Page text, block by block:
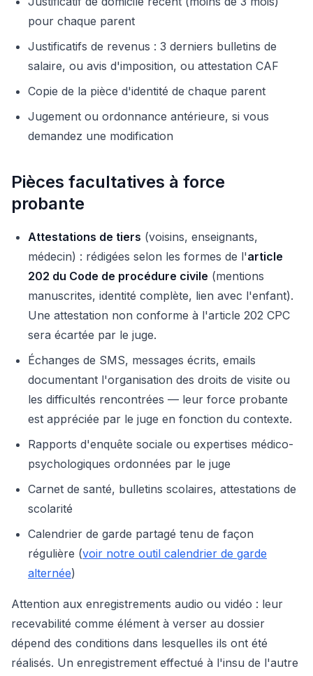
pour chaque parent
Justificatifs de revenus : 3 derniers bulletins de
salaire, ou avis d'imposition, ou attestation CAF
Copie de la pièce d'identité de chaque parent
Jugement ou ordonnance antérieure, si vous
demandez une modification
Pièces facultatives à force
probante
Attestations de tiers (voisins, enseignants,
médecin) : rédigées selon les formes de l'article
202 du Code de procédure civile (mentions
manuscrites, identité complète, lien avec l'enfant).
Une attestation non conforme à l'article 202 CPC
sera écartée par le juge.
Échanges de SMS, messages écrits, emails
documentant l'organisation des droits de visite ou
les difficultés rencontrées — leur force probante
est appréciée par le juge en fonction du contexte.
Rapports d'enquête sociale ou expertises médico-
psychologiques ordonnées par le juge
Carnet de santé, bulletins scolaires, attestations de
scolarité
Calendrier de garde partagé tenu de façon
régulière (voir notre outil calendrier de garde
alternée)
Attention aux enregistrements audio ou vidéo : leur
recevabilité comme élément à verser au dossier
dépend des conditions dans lesquelles ils ont été
réalisés. Un enregistrement effectué à l'insu de l'autre